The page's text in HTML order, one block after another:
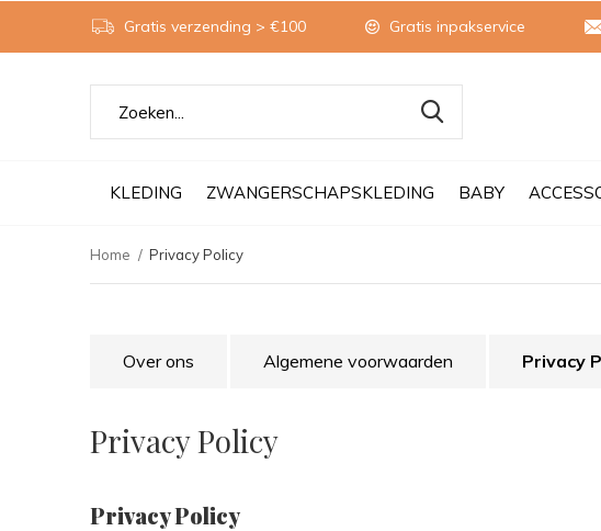
KLEDING ZWANGERSCHAPSKLEDING BABY
Gratis verzending > €100 Gratis inpakservice
Home Privacy Policy
Over ons Algemene voorwaarden Privacy
Privacy Policy
Privacy Policy